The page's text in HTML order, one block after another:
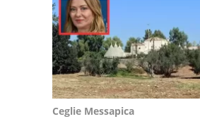
Ceglie Messapica